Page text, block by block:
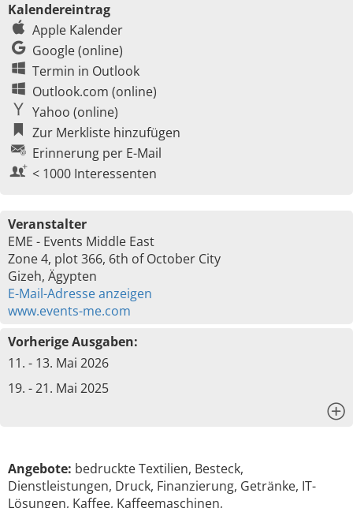
Kalendereintrag
Apple Kalender
Google (online)
Termin in Outlook
Outlook.com (online)
Yahoo (online)
Zur Merkliste hinzufügen
Erinnerung per E-Mail
< 1000 Interessenten
Veranstalter
EME - Events Middle East
Zone 4, plot 366, 6th of October City
Gizeh, Ägypten
E-Mail-Adresse anzeigen
www.events-me.com
Vorherige Ausgaben:
11. - 13. Mai 2026
19. - 21. Mai 2025
Angebote: bedruckte Textilien, Besteck,
Dienstleistungen, Druck, Finanzierung, Getränke, IT-
Lösungen, Kaffee, Kaffeemaschinen,